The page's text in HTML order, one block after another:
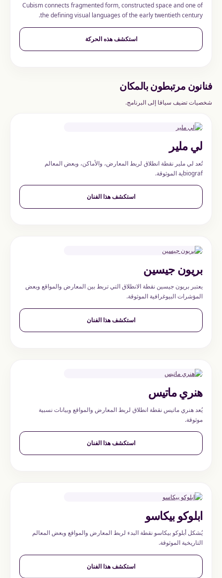
Cubism connects fragmented form, constructed space and one of
the defining visual languages of the early twentieth century.
استكشف هذه الحركة
فنانون مرتبطون بالمكان
شخصيات تضيف سياقا إلى البرنامج.
لي ملير
تُعد لي ملير نقطة انطلاق لربط المعارض، والأماكن، وبعض المعالم
biografية الموثوقة.
استكشف هذا الفنان
بريون جيسين
يعتبر بريون جيسين نقطة الانطلاق التي تربط بين المعارض والمواقع وبعض
المؤشرات البيوغرافية الموثوقة.
استكشف هذا الفنان
هنري ماتيس
يُعد هنري ماتيس نقطة انطلاق لربط المعارض والمواقع وبيانات نسبية
موثوقة.
استكشف هذا الفنان
ابلوكو بيكاسو
يُشكل أبلوكو بيكاسو نقطة البدء لربط المعارض والمواقع وبعض المعالم
التاريخية الموثوقة.
استكشف هذا الفنان